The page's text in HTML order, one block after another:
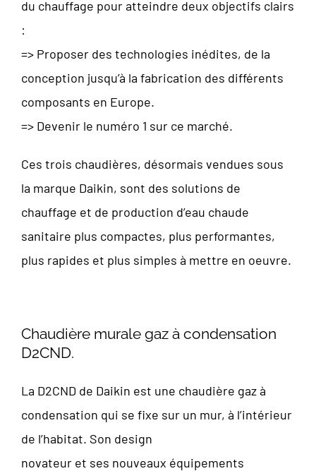
du chauffage pour atteindre deux objectifs clairs
:
=> Proposer des technologies inédites, de la
conception jusqu’à la fabrication des différents
composants en Europe.
=> Devenir le numéro 1 sur ce marché.
Ces trois chaudières, désormais vendues sous
la marque Daikin, sont des solutions de
chauffage et de production d’eau chaude
sanitaire plus compactes, plus performantes,
plus rapides et plus simples à mettre en oeuvre.
Chaudière murale gaz à condensation
D2CND.
La D2CND de Daikin est une chaudière gaz à
condensation qui se fixe sur un mur, à l’intérieur
de l’habitat. Son design
novateur et ses nouveaux équipements